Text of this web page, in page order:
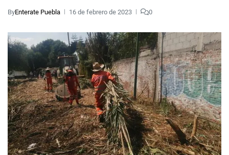
ByEnterate Puebla 16 de febrero de 2023 0